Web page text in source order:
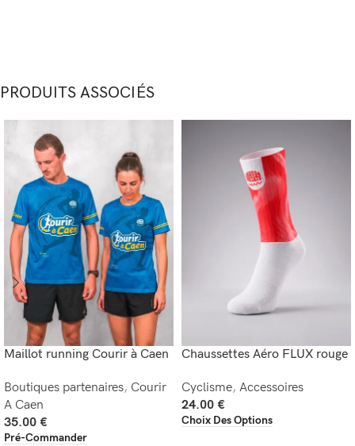
PRODUITS ASSOCIÉS
Maillot running Courir à Caen
Boutiques partenaires, Courir
A Caen
35.00 €
Pré-Commander
Chaussettes Aéro FLUX rouge
Cyclisme, Accessoires
24.00 €
Choix Des Options